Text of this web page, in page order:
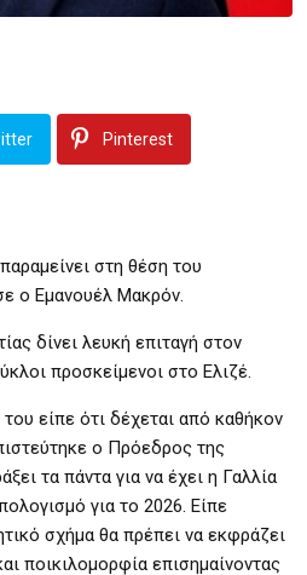
Pinterest
στη θέση του
ο Εμανουέλ Μακρόν.
δίνει λευκή επιταγή στον
προσκείμενοι στο Ελιζέ.
είπε ότι δέχεται από καθήκον
ο Πρόεδρος της
τα πάντα για να έχει η Γαλλία
για το 2026. Είπε
σχήμα θα πρέπει να εκφράζει
ποικιλομορφία επισημαίνοντας